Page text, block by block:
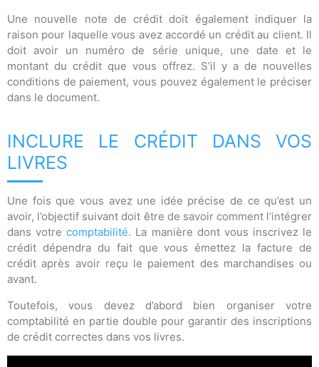
Une nouvelle note de crédit doit également indiquer la
raison pour laquelle vous avez accordé un crédit au client. Il
doit avoir un numéro de série unique, une date et le
montant du crédit que vous offrez. S’il y a de nouvelles
conditions de paiement, vous pouvez également le préciser
dans le document.
INCLURE LE CRÉDIT DANS VOS
LIVRES
Une fois que vous avez une idée précise de ce qu’est un
avoir, l’objectif suivant doit être de savoir comment l’intégrer
dans votrecomptabilité. La manière dont vous inscrivez le
crédit dépendra du fait que vous émettez la facture de
crédit après avoir reçu le paiement des marchandises ou
avant.
Toutefois, vous devez d’abord bien organiser votre
comptabilité en partie double pour garantir des inscriptions
de crédit correctes dans vos livres.